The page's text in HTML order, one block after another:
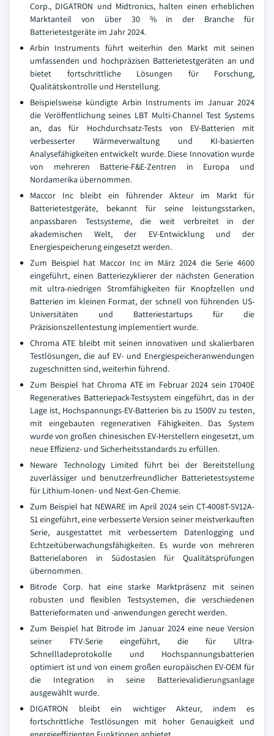
Corp., DIGATRON und Midtronics, halten einen erheblichen
Marktanteil von über 30 % in der Branche für
Batterietestgeräte im Jahr 2024.
Arbin Instruments führt weiterhin den Markt mit seinen
umfassenden und hochpräzisen Batterietestgeräten an und
bietet fortschrittliche Lösungen für Forschung,
Qualitätskontrolle und Herstellung.
Beispielsweise kündigte Arbin Instruments im Januar 2024
die Veröffentlichung seines LBT Multi-Channel Test Systems
an, das für Hochdurchsatz-Tests von EV-Batterien mit
verbesserter Wärmeverwaltung und KI-basierten
Analysefähigkeiten entwickelt wurde. Diese Innovation wurde
von mehreren Batterie-F&E-Zentren in Europa und
Nordamerika übernommen.
Maccor Inc bleibt ein führender Akteur im Markt für
Batterietestgeräte, bekannt für seine leistungsstarken,
anpassbaren Testsysteme, die weit verbreitet in der
akademischen Welt, der EV-Entwicklung und der
Energiespeicherung eingesetzt werden.
Zum Beispiel hat Maccor Inc im März 2024 die Serie 4600
eingeführt, einen Batteriezyklierer der nächsten Generation
mit ultra-niedrigen Stromfähigkeiten für Knopfzellen und
Batterien im kleinen Format, der schnell von führenden US-
Universitäten und Batteriestartups für die
Präzisionszellentestung implementiert wurde.
Chroma ATE bleibt mit seinen innovativen und skalierbaren
Testlösungen, die auf EV- und Energiespeicheranwendungen
zugeschnitten sind, weiterhin führend.
Zum Beispiel hat Chroma ATE im Februar 2024 sein 17040E
Regeneratives Batteriepack-Testsystem eingeführt, das in der
Lage ist, Hochspannungs-EV-Batterien bis zu 1500V zu testen,
mit eingebauten regenerativen Fähigkeiten. Das System
wurde von großen chinesischen EV-Herstellern eingesetzt, um
neue Effizienz- und Sicherheitsstandards zu erfüllen.
Neware Technology Limited führt bei der Bereitstellung
zuverlässiger und benutzerfreundlicher Batterietestsysteme
für Lithium-Ionen- und Next-Gen-Chemie.
Zum Beispiel hat NEWARE im April 2024 sein CT-4008T-5V12A-
S1 eingeführt, eine verbesserte Version seiner meistverkauften
Serie, ausgestattet mit verbessertem Datenlogging und
Echtzeitüberwachungsfähigkeiten. Es wurde von mehreren
Batterielaboren in Südostasien für Qualitätsprüfungen
übernommen.
Bitrode Corp. hat eine starke Marktpräsenz mit seinen
robusten und flexiblen Testsystemen, die verschiedenen
Batterieformaten und -anwendungen gerecht werden.
Zum Beispiel hat Bitrode im Januar 2024 eine neue Version
seiner FTV-Serie eingeführt, die für Ultra-
Schnellladeprotokolle und Hochspannungsbatterien
optimiert ist und von einem großen europäischen EV-OEM für
die Integration in seine Batterievalidierungsanlage
ausgewählt wurde.
DIGATRON bleibt ein wichtiger Akteur, indem es
fortschrittliche Testlösungen mit hoher Genauigkeit und